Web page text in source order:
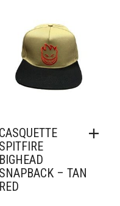
CASQUETTE
SPITFIRE
BIGHEAD
SNAPBACK – TAN
RED